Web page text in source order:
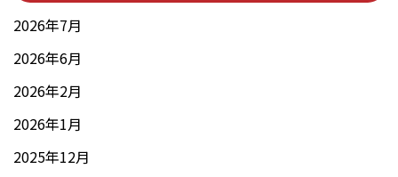
2026年7月
2026年6月
2026年2月
2026年1月
2025年12月